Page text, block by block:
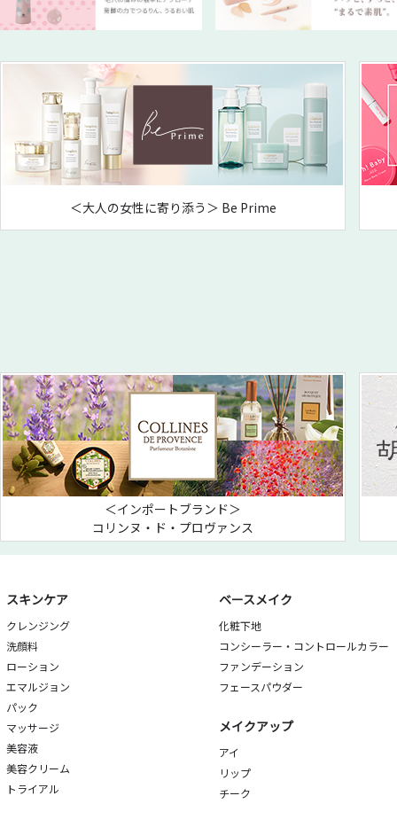
＜大人の女性に寄り添う＞ Be Prime
＜インポートブランド＞
コリンヌ・ド・プロヴァンス
スキンケア
クレンジング
洗顔料
ローション
エマルジョン
パック
マッサージ
美容液
美容クリーム
トライアル
ベースメイク
化粧下地
コンシーラー・コントロールカラー
ファンデーション
フェースパウダー
メイクアップ
アイ
リップ
チーク